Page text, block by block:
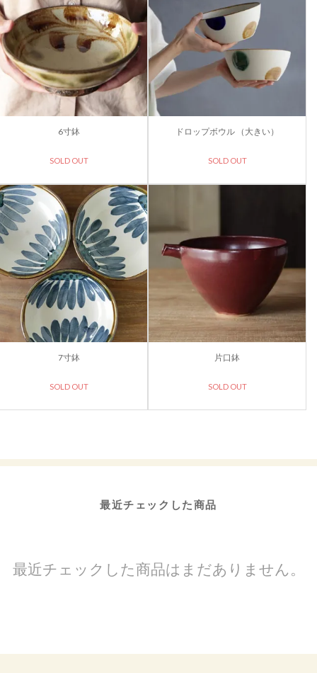
6寸鉢
SOLD OUT
ドロップボウル （大きい）
SOLD OUT
7寸鉢
SOLD OUT
片口鉢
SOLD OUT
最近チェックした商品
最近チェックした商品はまだありません。